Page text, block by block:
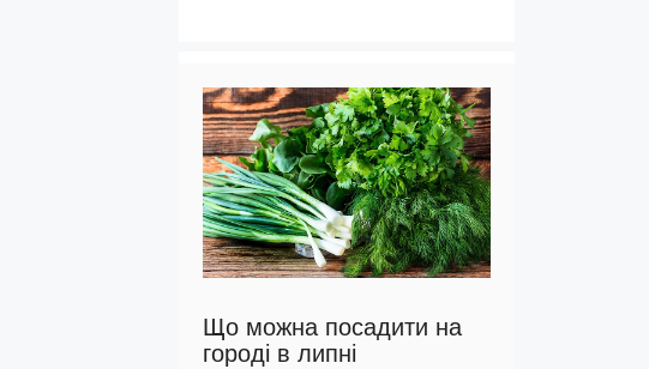
Що можна посадити на
городі в липні